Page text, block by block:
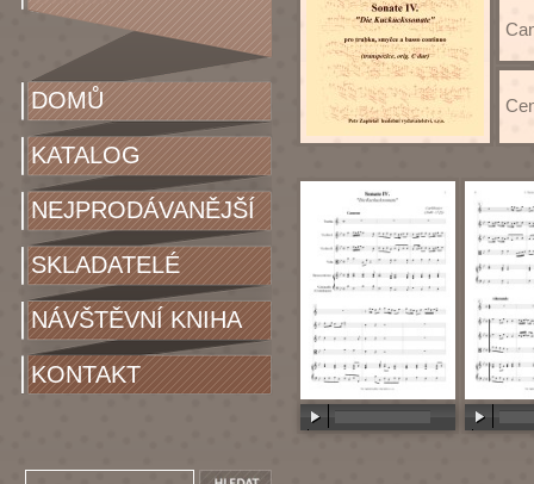
DOMŮ
KATALOG
NEJPRODÁVANĚJŠÍ
SKLADATELÉ
NÁVŠTĚVNÍ KNIHA
KONTAKT